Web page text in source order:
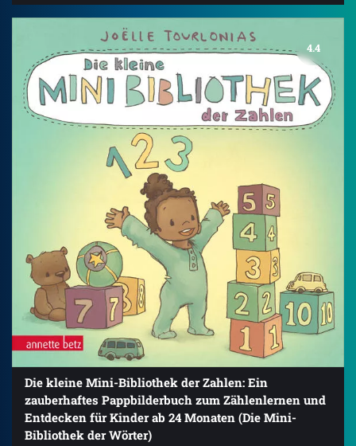
4.4
Die kleine Mini-Bibliothek der Zahlen: Ein
zauberhaftes Pappbilderbuch zum Zählenlernen und
Entdecken für Kinder ab 24 Monaten (Die Mini-
Bibliothek der Wörter)